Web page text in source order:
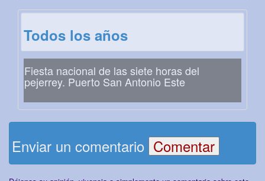
Todos los años
Fiesta nacional de las siete horas del
pejerrey. Puerto San Antonio Este
Enviar un comentario